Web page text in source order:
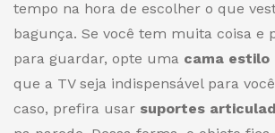
tempo na hora de escolher o que
bagunça. Se você tem muita coisa e
para guardar, opte uma cama estilo
que a TV seja indispensável para
caso, prefira usar suportes